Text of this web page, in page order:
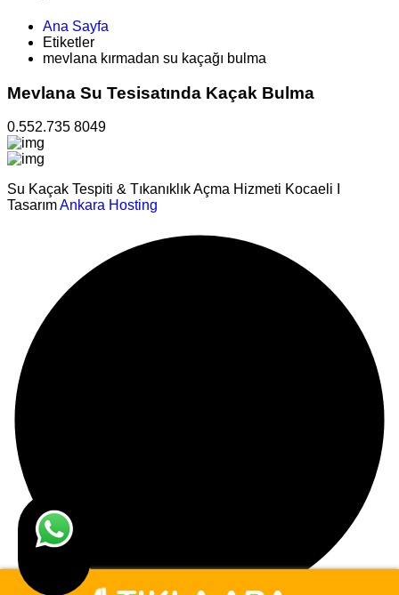
Ana Sayfa
Etiketler
mevlana kırmadan su kaçağı bulma
Mevlana Su Tesisatında Kaçak Bulma
0.552.735 8049
Su Kaçak Tespiti & Tıkanıklık Açma Hizmeti Kocaeli I
TasarımAnkara Hosting